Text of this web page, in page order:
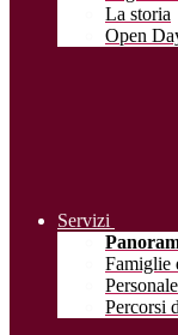
La storia
Open
Servizi
Famiglie
Percorsi